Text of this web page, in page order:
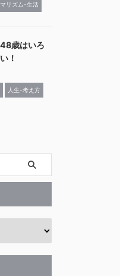
マリズム-生活
48歳はいろ
！
人生-考え方